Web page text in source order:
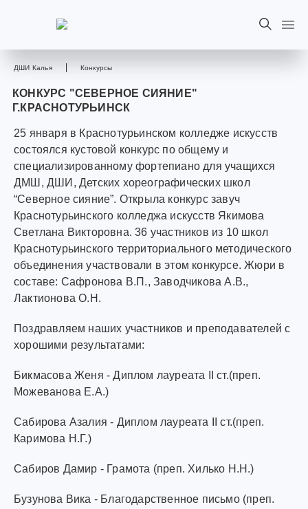
ДШИ Калья Конкурсы
КОНКУРС "СЕВЕРНОЕ СИЯНИЕ"
Г.КРАСНОТУРЬИНСК
25 января в Краснотурьинском колледже искусств
состоялся кустовой конкурс по общему и
специализированному фортепиано для учащихся
ДМШ, ДШИ, Детских хореографических школ
“Северное сияние”. Открыла конкурс завуч
Краснотурьинского колледжа искусств Якимова
Светлана Викторовна. 36 участников из 10 школ
Краснотурьинского территориального методического
объединения участвовали в этом конкурсе. Жюри в
составе: Сафронова В.П., Заводчикова А.В.,
Лактионова О.Н.
Поздравляем наших участников и преподавателей с
хорошими результатами:
Бикмасова Женя - Диплом лауреата II ст.(преп.
Можеванова Е.А.)
Сабирова Азалия - Диплом лауреата II ст.(преп.
Каримова Н.Г.)
Сабиров Дамир - Грамота (преп. Хилько Н.Н.)
Бузунова Вика - Благодарственное письмо (преп.